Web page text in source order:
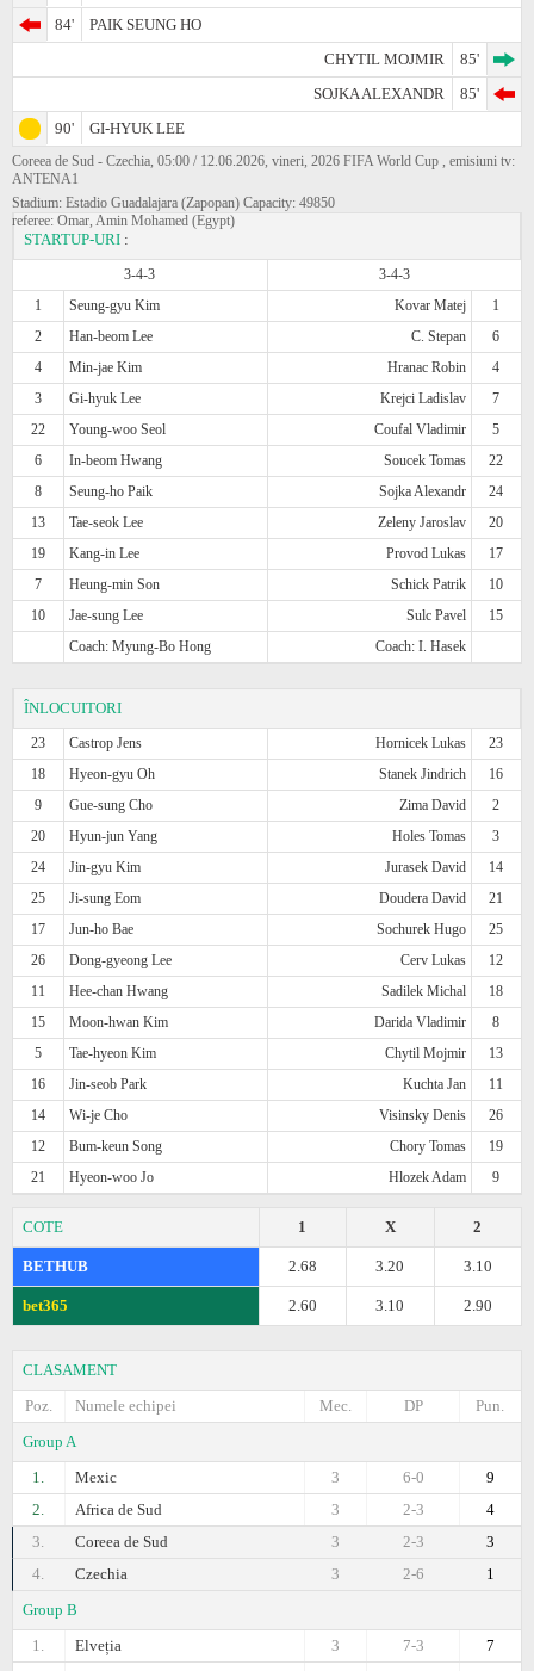
84'
PAIK SEUNG HO
CHYTIL MOJMIR
85'
SOJKA ALEXANDR
85'
90'
GI-HYUK LEE
Coreea de Sud - Czechia, 05:00 / 12.06.2026, vineri, 2026 FIFA World Cup , emisiuni tv:
ANTENA1
Stadium: Estadio Guadalajara (Zapopan) Capacity: 49850
referee: Omar, Amin Mohamed (Egypt)
STARTUP-URI :
3-4-3
3-4-3
1
Seung-gyu Kim Kovar Matej
1
2
Han-beom Lee C. Stepan
6
4
Min-jae Kim Hranac Robin
4
3
Gi-hyuk Lee Krejci Ladislav
7
22
Young-woo Seol Coufal Vladimir
5
6
In-beom Hwang Soucek Tomas
22
8
Seung-ho Paik Sojka Alexandr
24
13
Tae-seok Lee Zeleny Jaroslav
20
19
Kang-in Lee Provod Lukas
17
7
Heung-min Son Schick Patrik
10
10
Jae-sung Lee Sulc Pavel
15
Coach: Myung-Bo Hong
Coach: I. Hasek
ÎNLOCUITORI
23 Castrop Jens Hornicek Lukas
23
18
Hyeon-gyu Oh Stanek Jindrich
16
9
Gue-sung Cho Zima David
2
20
Hyun-jun Yang Holes Tomas
3
24
Jin-gyu Kim Jurasek David
14
25
Ji-sung Eom Doudera David
21
17
Jun-ho Bae Sochurek Hugo
25
26
Dong-gyeong Lee Cerv Lukas
12
11
Hee-chan Hwang Sadilek Michal
18
15
Moon-hwan Kim Darida Vladimir
8
5
Tae-hyeon Kim Chytil Mojmir
13
16
Jin-seob Park Kuchta Jan
11
14
Wi-je Cho Visinsky Denis
26
12
Bum-keun Song Chory Tomas
19
21
Hyeon-woo Jo Hlozek Adam 9
COTE 2
X
1
BETHUB 3.10
3.20
2.68
bet365 2.90
3.10
2.60
CLASAMENT
Poz.
Numele echipei Pun.
DP
Mec.
Group A
1.
Mexic 9
6-0
3
2.
Africa de Sud 4
2-3
3
3.
Coreea de Sud 3
2-3
3
4.
Czechia 1
2-6
3
Group B
1.
Elveția 7
7-3
3